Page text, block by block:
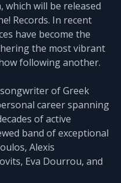
which will be released
Records. In recent
have become the
the most vibrant
following another.
of Greek
career spanning
of active
band of exceptional
Alexis
Eva Dourrou, and